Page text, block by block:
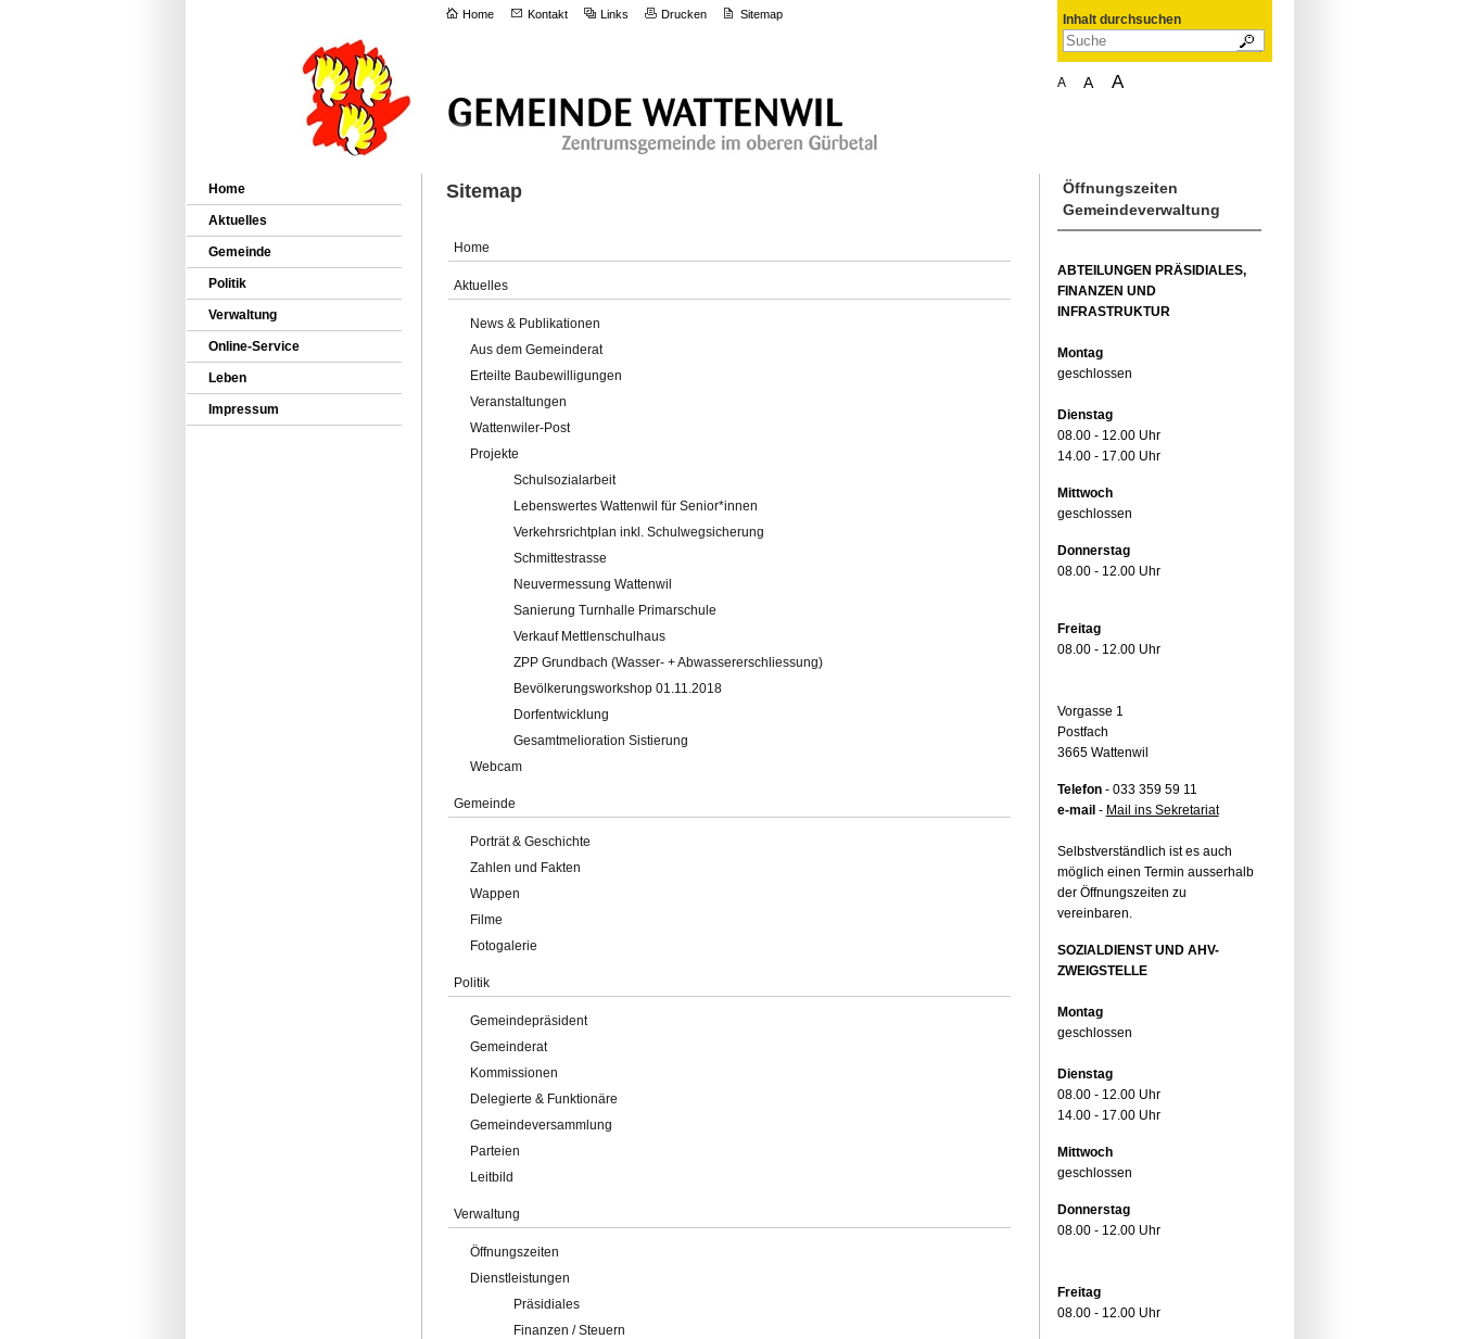
Home Kontakt Links Drucken Sitemap Inhalt durchsuchen
A A A
Home
Aktuelles
Gemeinde
Politik
Verwaltung
Online-Service
Leben
Impressum
Sitemap
Home
Aktuelles
News & Publikationen
Aus dem Gemeinderat
Erteilte Baubewilligungen
Veranstaltungen
Wattenwiler-Post
Projekte
Schulsozialarbeit
Lebenswertes Wattenwil für Senior*innen
Verkehrsrichtplan inkl. Schulwegsicherung
Schmittestrasse
Neuvermessung Wattenwil
Sanierung Turnhalle Primarschule
Verkauf Mettlenschulhaus
ZPP Grundbach (Wasser- + Abwassererschliessung)
Bevölkerungsworkshop 01.11.2018
Dorfentwicklung
Gesamtmelioration Sistierung
Webcam
Gemeinde
Porträt & Geschichte
Zahlen und Fakten
Wappen
Filme
Fotogalerie
Politik
Gemeindepräsident
Gemeinderat
Kommissionen
Delegierte & Funktionäre
Gemeindeversammlung
Parteien
Leitbild
Verwaltung
Öffnungszeiten
Dienstleistungen
Präsidiales
Finanzen / Steuern
Öffnungszeiten
Gemeindeverwaltung
ABTEILUNGEN PRÄSIDIALES,
FINANZEN UND
INFRASTRUKTUR
Montag
geschlossen
Dienstag
08.00 - 12.00 Uhr
14.00 - 17.00 Uhr
Mittwoch
geschlossen
Donnerstag
08.00 - 12.00 Uhr
Freitag
08.00 - 12.00 Uhr
Vorgasse 1
Postfach
3665 Wattenwil
Telefon- 033 359 59 11
e-mail - Mail ins Sekretariat
Selbstverständlich ist es auch
möglich einen Termin ausserhalb
der Öffnungszeiten zu
vereinbaren.
SOZIALDIENST UND AHV-
ZWEIGSTELLE
Montag
geschlossen
Dienstag
08.00 - 12.00 Uhr
14.00 - 17.00 Uhr
Mittwoch
geschlossen
Donnerstag
08.00 - 12.00 Uhr
Freitag
08.00 - 12.00 Uhr